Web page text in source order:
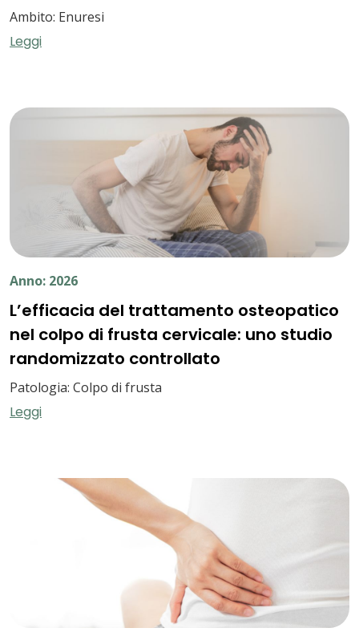
Ambito: Enuresi
Leggi
Anno: 2026
L’efficacia del trattamento osteopatico
nel colpo di frusta cervicale: uno studio
randomizzato controllato
Patologia: Colpo di frusta
Leggi